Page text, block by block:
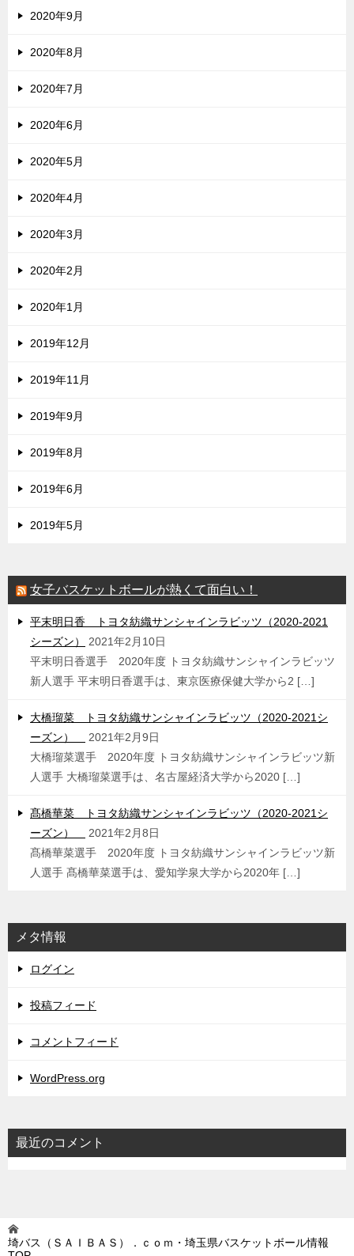
2020年9月
2020年8月
2020年7月
2020年6月
2020年5月
2020年4月
2020年3月
2020年2月
2020年1月
2019年12月
2019年11月
2019年9月
2019年8月
2019年6月
2019年5月
女子バスケットボールが熱くて面白い！
平末明日香 トヨタ紡織サンシャインラビッツ（2020-2021
シーズン）
2021年2月10日
平末明日香選手 2020年度 トヨタ紡織サンシャインラビッツ
新人選手 平末明日香選手は、東京医療保健大学から2 […]
大橋瑠菜 トヨタ紡織サンシャインラビッツ（2020-2021シ
ーズン）
2021年2月9日
大橋瑠菜選手 2020年度 トヨタ紡織サンシャインラビッツ新
人選手 大橋瑠菜選手は、名古屋経済大学から2020 […]
髙橋華菜 トヨタ紡織サンシャインラビッツ（2020-2021シ
ーズン）
2021年2月8日
髙橋華菜選手 2020年度 トヨタ紡織サンシャインラビッツ新
人選手 髙橋華菜選手は、愛知学泉大学から2020年 […]
メタ情報
ログイン
投稿フィード
コメントフィード
WordPress.org
最近のコメント
埼バス（ＳＡＩＢＡＳ）．ｃｏｍ・埼玉県バスケットボール情報